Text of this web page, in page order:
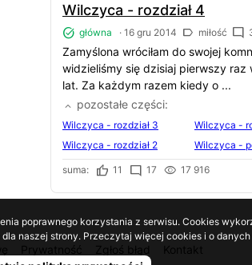
Wilczyca - rozdział 4
główna · 16 gru 2014 miłość
Zamyślona wróciłam do swojej
widzieliśmy się dzisiaj pierwszy raz
lat. Za każdym razem kiedy o ...
pozostałe części
Wilczyca - rozdział 3
Wilczyca - rozdział 2
Wilczyca -
Wilczyca -
suma: 11 17 17 916
Prywatność Zgłoś błąd
Kontakt
poprawnego korzystania z serwisu. Cookies
naszej strony. Przeczytaj więcej cookies i o